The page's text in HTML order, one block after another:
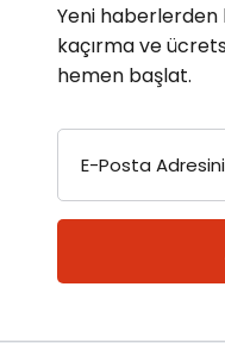
Yeni haberlerden
kaçırma ve
hemen başlat.
E-Posta